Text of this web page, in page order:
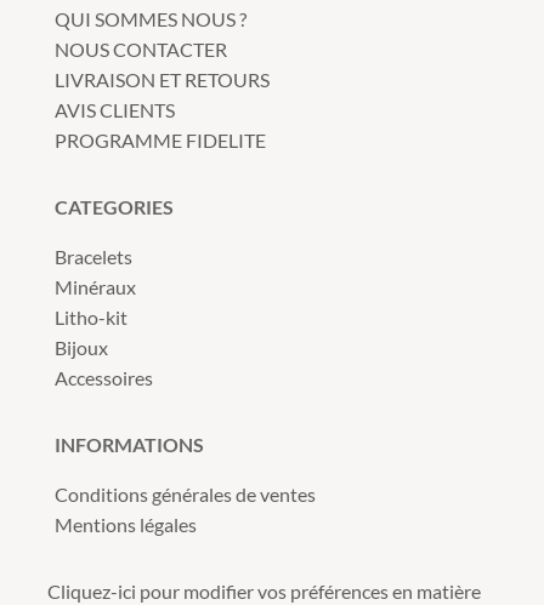
QUI SOMMES NOUS ?
NOUS CONTACTER
LIVRAISON ET RETOURS
AVIS CLIENTS
PROGRAMME FIDELITE
CATEGORIES
Bracelets
Minéraux
Litho-kit
Bijoux
Accessoires
INFORMATIONS
Conditions générales de ventes
Mentions légales
Cliquez-ici pour modifier vos préférences en matière